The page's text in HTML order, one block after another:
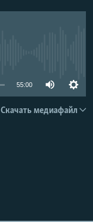
55:00
Скачать медиафайл